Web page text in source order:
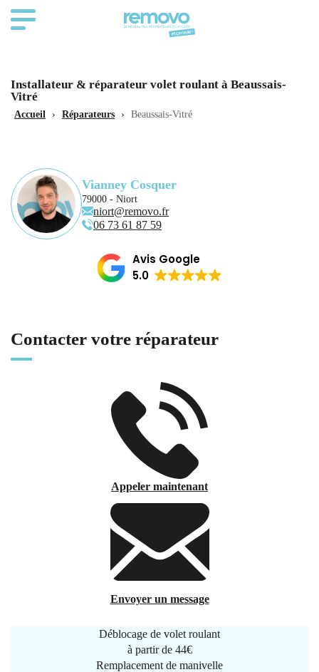
Installateur & réparateur volet roulant à Beaussais-
Vitré
Accueil › Réparateurs › Beaussais-Vitré
Vianney Cosquer
79000 - Niort
niort@removo.fr
06 73 61 87 59
Avis Google
5.0
Contacter votre réparateur
Appeler maintenant
Envoyer un message
Déblocage de volet roulant
à partir de 44€
Remplacement de manivelle